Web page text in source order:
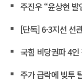
주진우 “윤상현
[단독] 6·3지선 선
국힘 비당권파 4인
주가 급락에 빚투